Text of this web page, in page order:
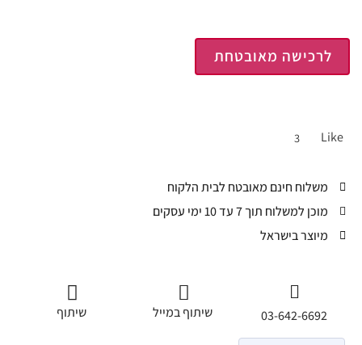
לרכישה מאובטחת
Like
3
משלוח חינם מאובטח לבית הלקוח
מוכן למשלוח תוך 7 עד 10 ימי עסקים
מיוצר בישראל
03-642-6692 שיתוף במייל שיתוף